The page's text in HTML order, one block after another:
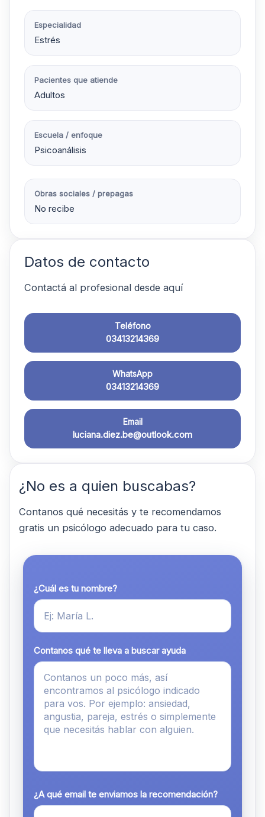
Especialidad
Estrés
Pacientes que atiende
Adultos
Escuela / enfoque
Psicoanálisis
Obras sociales / prepagas
No recibe
Datos de contacto
Contactá al profesional desde aquí
Teléfono
03413214369
WhatsApp
03413214369
Email
luciana.diez.be@outlook.com
¿No es a quien buscabas?
Contanos qué necesitás y te recomendamos
gratis un psicólogo adecuado para tu caso.
¿Cuál es tu nombre?
Contanos qué te lleva a buscar ayuda
¿A qué email te enviamos la recomendación?